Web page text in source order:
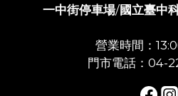
一中街停車場/國立臺中
營業時間：
門市電話：04-